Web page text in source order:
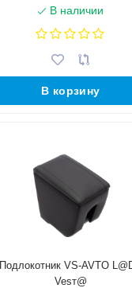
В наличии
В корзину
Подлокотник VS-AVTO
Vesт@